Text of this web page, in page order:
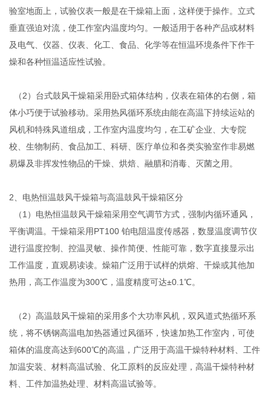
验室地面上，试验仪表一般是在干燥箱上面，这样便于操作。立式
垂直强迫对流，使工作室内温度均匀。一般适用于各种产品或材料
及电气、仪器、仪表、化工、食品、化学等在恒温环境条件下作干
燥和各种恒温适应性试验。
（2）台式鼓风干燥箱采用卧式箱体结构，仪表在箱体的右侧，箱
体小巧便于试验移动。采用热风循环系统由能在高温下持续运站的
风机和特殊风道组成，工作室内温度均匀，在工矿企业、大专院
校、生物制药、食品加工、科研、医疗单位和各类实验室作非易燃
易爆及非挥发性物品的干燥、烘焙、融腊和消毒、灭菌之用。
2、电热恒温鼓风干燥箱与高温鼓风干燥箱区分
（1）电热恒温鼓风干燥箱采用空气调节方式，强制内循环通风，
平衡调温。干燥箱采用PT100 铂电阻温度传感器，数显温度调节仪
进行温度控制、控温灵敏、操作简便、性能可靠，数字直接显示出
工作温度，直观易读读。燥箱广泛用于试样的烘熔、干燥或其他加
热用，高工作温度为300℃，温度精度可达±0.1℃。
（2）高温鼓风干燥箱的采用多个大功率风机，双风道式热循环系
统，将不锈钢高温电加热器通过风循环，快速加热工作室内，可使
箱体的温度高达到600℃的高温，广泛用于高温干燥特种材料、工件
加温安装、材料高温试验、化工原料的反应处理，高温干燥特种材
料、工件加温热处理、材料高温试验等。